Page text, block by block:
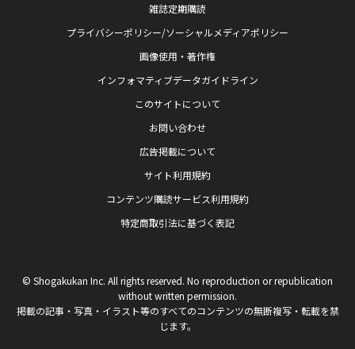
雑誌定期購読
プライバシーポリシー/ソーシャルメディアポリシー
画像使用・著作権
インフォマティブデータガイドライン
このサイトについて
お問い合わせ
広告掲載について
サイト利用規約
コンテンツ購読サービス利用規約
特定商取引法に基づく表記
© Shogakukan Inc. All rights reserved. No reproduction or republication
without written permission.
掲載の記事・写真・イラスト等のすべてのコンテンツの無断複写・転載を禁
じます。